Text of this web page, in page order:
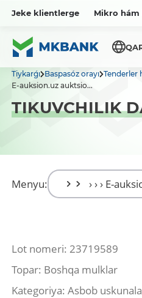
Jeke klientlerge Mikro hám
Tiykarǵı Baspasóz orayı Tenderler
E-auksion.uz auktsio...
TIKUVCHILIK
Menyu:
Lot nomeri: 23719589
Topar: Boshqa mulklar
Kategoriya: Asbob